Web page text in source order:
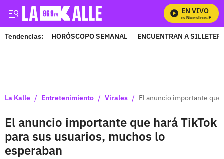
EN VIVO
Mira Todos Nuestros
Tendencias: HORÓSCOPO SEMANAL ENCUENTRAN A
La Kalle / Entretenimiento / Virales / El anuncio importante que
El anuncio importante que hará TikTok
para sus usuarios, muchos lo
esperaban